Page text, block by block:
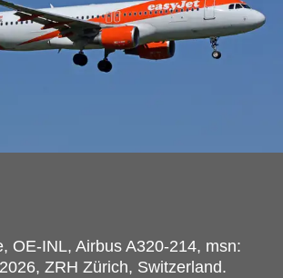
OE-INL, Airbus A320-214, msn:
ZRH Zürich, Switzerland.